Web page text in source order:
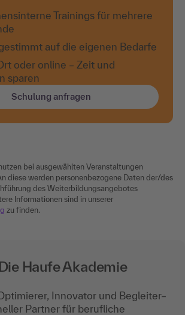
Trainings für mehrere
auf die eigenen Bedarfe
oder online – Zeit und
sparen
Schulung anfragen
bei ausgewählten Veranstaltungen
diese werden personenbezogene Daten der/des
des Weiterbildungsangebotes
Informationen sind in unserer
zu finden.
Haufe Akademie
Innovator und Begleiter–
Partner für berufliche